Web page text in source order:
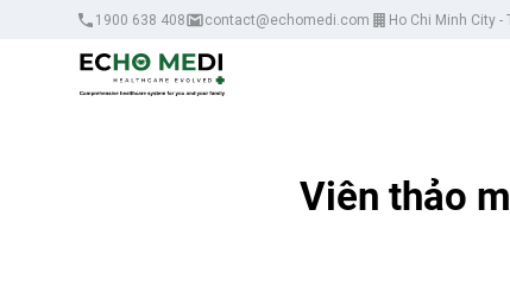
1900 638 408 contact@echomedi.com Ho Chi Minh City -
Viên thảo